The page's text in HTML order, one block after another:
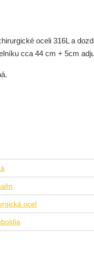
oceli 316L a
cca 44 cm + 5cm
ocel